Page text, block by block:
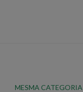
MESMA CATEGORIA